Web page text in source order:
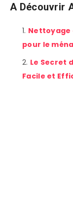
A Découvrir
Nettoyage
pour le
Le Secret
Facile et